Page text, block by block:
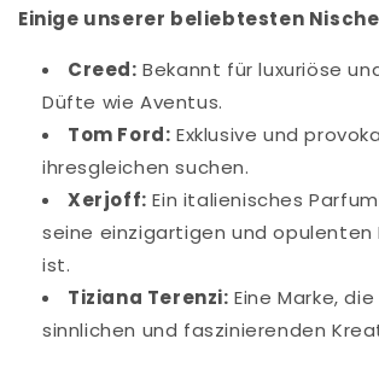
Einige unserer beliebtesten
Creed: Bekannt für luxuriöse
Düfte wie Aventus.
Tom Ford: Exklusive und
ihresgleichen suchen.
Xerjoff: Ein italienisches
seine einzigartigen und
ist.
Tiziana Terenzi: Eine Marke,
sinnlichen und faszinierenden